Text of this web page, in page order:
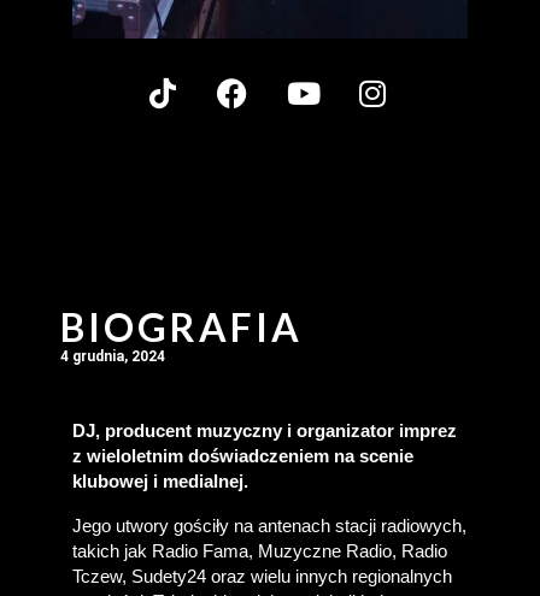
BIOGRAFIA
4 grudnia, 2024
DJ, producent muzyczny i organizator imprez
z wieloletnim doświadczeniem na scenie
klubowej i medialnej.
Jego utwory gościły na antenach stacji radiowych,
takich jak Radio Fama, Muzyczne Radio, Radio
Tczew, Sudety24 oraz wielu innych regionalnych